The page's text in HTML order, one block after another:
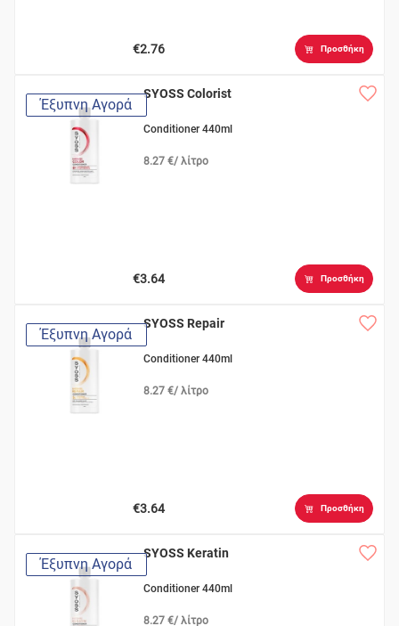
€2.76 Προσθήκη
Έξυπνη Αγορά
SYOSS Colorist
Conditioner 440ml
8.27 €/ λίτρο
€3.64 Προσθήκη
Έξυπνη Αγορά
SYOSS Repair
Conditioner 440ml
8.27 €/ λίτρο
€3.64 Προσθήκη
Έξυπνη Αγορά
SYOSS Keratin
Conditioner 440ml
8.27 €/ λίτρο